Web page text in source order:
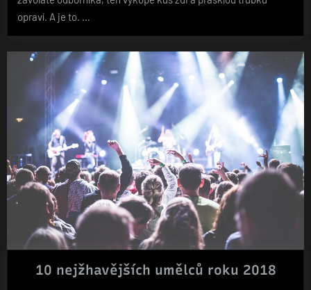
opraví. A je to. …
10 nejžhavějších umělců roku 2018